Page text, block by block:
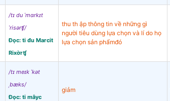
/tɪ du ˈmɑrkɪt
ˈrisərʧ/
Đọc: ti đu Marcit
Rixờrʧ
thu th ập thông tin về những gì
người tiêu dùng lựa chọn và lí do họ
lựa chọn sản phẩmđó
/tɪ meɪk ˈkət
ˌbæks/
Đọc: ti mâyc
giảm